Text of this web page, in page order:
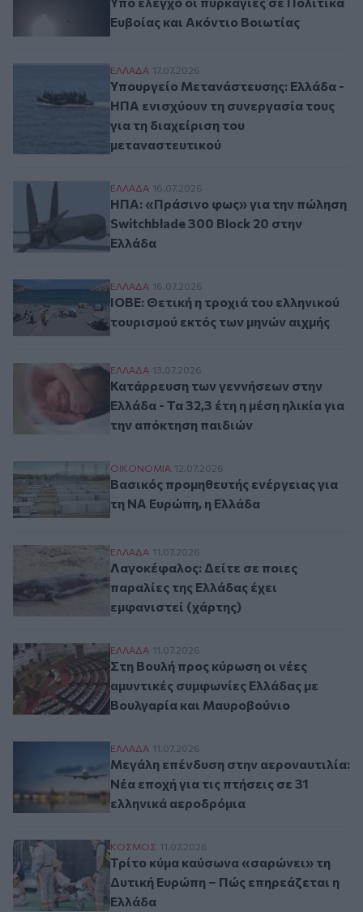
Ευβοίας και Ακόντιο Βοιωτίας
Υπουργείο Μετανάστευσης: Ελλάδα - ΗΠΑ
ΕΛΛAΔΑ 17.07.2026
Υπουργείο Μετανάστευσης: Ελλάδα -
ΗΠΑ ενισχύουν τη συνεργασία τους
για τη διαχείριση του
μεταναστευτικού
ΗΠΑ: «Πράσινο φως» για την πώληση
ΕΛΛAΔΑ 16.07.2026
ΗΠΑ: «Πράσινο φως» για την πώληση
Switchblade 300 Block 20 στην
Ελλάδα
ΙΟΒΕ: Θετική η τροχιά του ελληνικού
ΕΛΛAΔΑ 16.07.2026
ΙΟΒΕ: Θετική η τροχιά του ελληνικού
τουρισμού εκτός των μηνών αιχμής
Κατάρρευση των γεννήσεων στην Ελλάδα
ΕΛΛAΔΑ 13.07.2026
Κατάρρευση των γεννήσεων στην
Ελλάδα - Τα 32,3 έτη η μέση ηλικία για
την απόκτηση παιδιών
Βασικός προμηθευτής ενέργειας για τη
ΟΙΚΟΝΟΜΙΑ 12.07.2026
Βασικός προμηθευτής ενέργειας για
τη ΝΑ Ευρώπη, η Ελλάδα
Λαγοκέφαλος: Δείτε σε ποιες παραλίες
ΕΛΛAΔΑ 11.07.2026
Λαγοκέφαλος: Δείτε σε ποιες
παραλίες της Ελλάδας έχει
εμφανιστεί (χάρτης)
Στη Βουλή προς κύρωση οι νέες
ΕΛΛAΔΑ 11.07.2026
Στη Βουλή προς κύρωση οι νέες
αμυντικές συμφωνίες Ελλάδας με
Βουλγαρία και Μαυροβούνιο
Μεγάλη επένδυση στην αεροναυτιλία:
ΕΛΛAΔΑ 11.07.2026
Μεγάλη επένδυση στην αεροναυτιλία:
Νέα εποχή για τις πτήσεις σε 31
ελληνικά αεροδρόμια
Τρίτο κύμα καύσωνα «σαρώνει» τη
ΚΟΣΜΟΣ 11.07.2026
Τρίτο κύμα καύσωνα «σαρώνει» τη
Δυτική Ευρώπη – Πώς επηρεάζεται η
Ελλάδα